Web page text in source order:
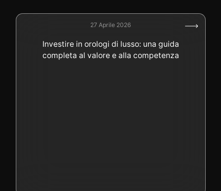
27 Aprile 2026
Investire in orologi di lusso: una guida
completa al valore e alla competenza